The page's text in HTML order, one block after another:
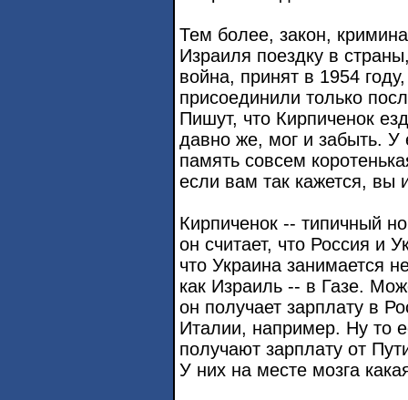
Тем более, закон,
Израиля поездку в
война, принят в 1954
присоединили только
Пишут, что Кирпиченок
давно же, мог и забыть. У
память совсем
если вам так кажется, вы
Кирпиченок -- типичный
он считает, что Россия и
что Украина занимается
как Израиль -- в Газе.
он получает зарплату в
Италии, например. Ну то
получают зарплату от
У них на месте мозга